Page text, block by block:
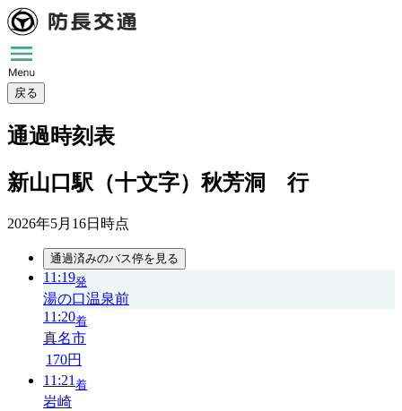
戻る
通過時刻表
新山口駅（十文字）秋芳洞 行
2026年5月16日 時点
通過済みのバス停を見る
11:19発
湯の口温泉前
11:20着
真名市
170円
11:21 着
岩崎